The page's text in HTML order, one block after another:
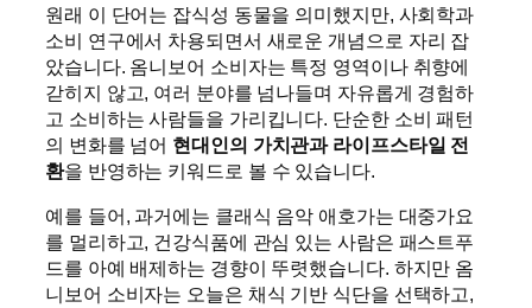
원래 이 단어는 잡식성 동물을 의미했지만, 사회학과
소비 연구에서 차용되면서 새로운 개념으로 자리 잡
았습니다. 옴니보어 소비자는 특정 영역이나 취향에
갇히지 않고, 여러 분야를 넘나들며 자유롭게 경험하
고 소비하는 사람들을 가리킵니다. 단순한 소비 패턴
의 변화를 넘어 현대인의 가치관과 라이프스타일 전
환을 반영하는 키워드로 볼 수 있습니다.
예를 들어, 과거에는 클래식 음악 애호가는 대중가요
를 멀리하고, 건강식품에 관심 있는 사람은 패스트푸
드를 아예 배제하는 경향이 뚜렷했습니다. 하지만 옴
니보어 소비자는 오늘은 채식 기반 식단을 선택하고,